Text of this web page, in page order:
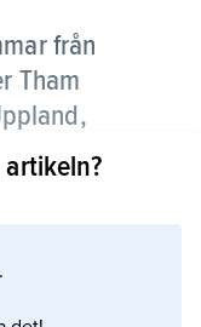
från
Tham
på
och